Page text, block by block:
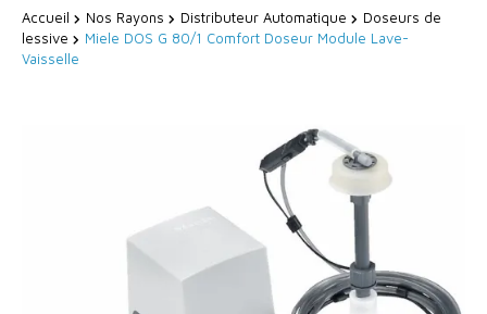
Accueil Nos Rayons Distributeur Automatique
Doseurs de
lessive
Miele DOS G 80/1 Comfort Doseur Module Lave-
Vaisselle